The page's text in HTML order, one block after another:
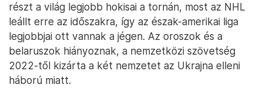
részt a világ legjobb hokisai a tornán, most az NHL
leállt erre az időszakra, így az észak-amerikai liga
legjobbjai ott vannak a jégen. Az oroszok és a
belaruszok hiányoznak, a nemzetközi szövetség
2022-től kizárta a két nemzetet az Ukrajna elleni
háború miatt.